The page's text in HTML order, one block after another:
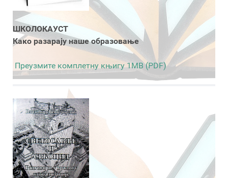
ШКОЛОКАУСТ
Како разарају наше образовање
Преузмите комплетну књигу 1MB (PDF)